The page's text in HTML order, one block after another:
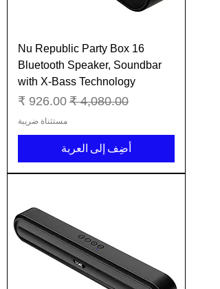
Nu Republic Party Box 16
Bluetooth Speaker, Soundbar
with X-Bass Technology
سعر عادي سعر البيع
مستثناة ضريبة
أضِف إلى العربة